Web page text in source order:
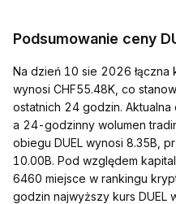
Podsumowanie ceny
Na dzień 10 sie 2026 łączna
wynosi CHF55.48K, co
ostatnich 24 godzin. Aktualna
a 24-godzinny wolumen
obiegu DUEL wynosi 8.35B,
10.00B. Pod względem
6460 miejsce w rankingu
godzin najwyższy kurs DUEL